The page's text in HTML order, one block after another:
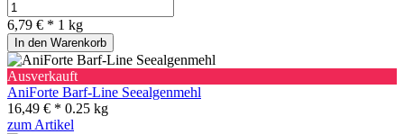
6,79 € * 1 kg
In den Warenkorb
Ausverkauft
AniForte Barf-Line Seealgenmehl
16,49 € * 0.25 kg
zum Artikel